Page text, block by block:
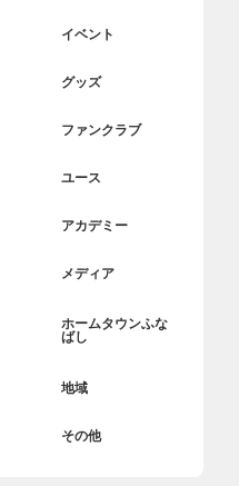
イベント
グッズ
ファンクラブ
ユース
アカデミー
メディア
ホームタウンふな
ばし
地域
その他